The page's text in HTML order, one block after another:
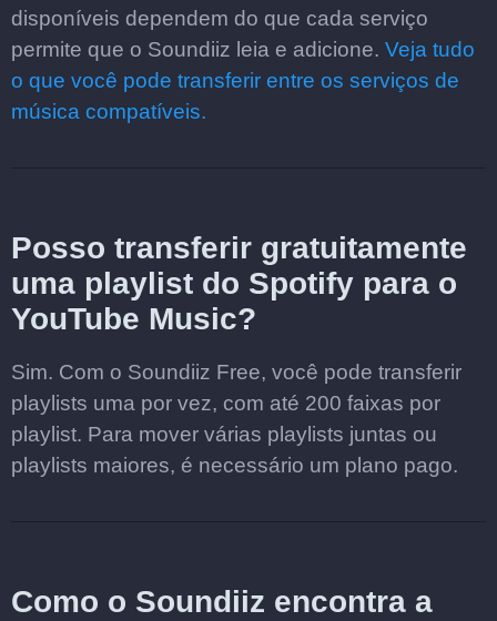
disponíveis dependem do que cada serviço
permite que o Soundiiz leia e adicione. Veja tudo
o que você pode transferir entre os serviços de
música compatíveis.
Posso transferir gratuitamente
uma playlist do Spotify para o
YouTube Music?
Sim. Com o Soundiiz Free, você pode transferir
playlists uma por vez, com até 200 faixas por
playlist. Para mover várias playlists juntas ou
playlists maiores, é necessário um plano pago.
Como o Soundiiz encontra a